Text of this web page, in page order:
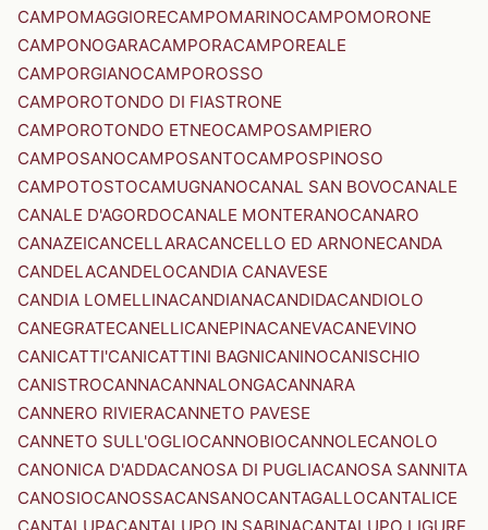
CAMPOMAGGIORECAMPOMARINOCAMPOMORONE
CAMPONOGARACAMPORACAMPOREALE
CAMPORGIANOCAMPOROSSO
CAMPOROTONDO DI FIASTRONE
CAMPOROTONDO ETNEOCAMPOSAMPIERO
CAMPOSANOCAMPOSANTOCAMPOSPINOSO
CAMPOTOSTOCAMUGNANOCANAL SAN BOVOCANALE
CANALE D'AGORDOCANALE MONTERANOCANARO
CANAZEICANCELLARACANCELLO ED ARNONECANDA
CANDELACANDELOCANDIA CANAVESE
CANDIA LOMELLINACANDIANACANDIDACANDIOLO
CANEGRATECANELLICANEPINACANEVACANEVINO
CANICATTI'CANICATTINI BAGNICANINOCANISCHIO
CANISTROCANNACANNALONGACANNARA
CANNERO RIVIERACANNETO PAVESE
CANNETO SULL'OGLIOCANNOBIOCANNOLECANOLO
CANONICA D'ADDACANOSA DI PUGLIACANOSA SANNITA
CANOSIOCANOSSACANSANOCANTAGALLOCANTALICE